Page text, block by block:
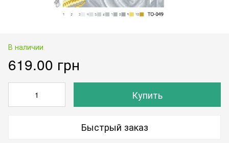
В наличии
619.00 грн
Купить
Быстрый заказ